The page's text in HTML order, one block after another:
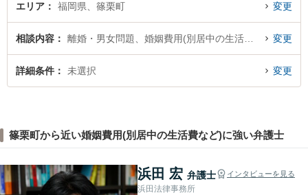
エリア 福岡県、篠栗町 変更
相談内容 変更
詳細条件 未選択 変更
篠栗町から近い婚姻費用(別居中の生活費など)に強い弁護士
浜田 宏 弁護士 インタビューを見る
浜田法律事務所